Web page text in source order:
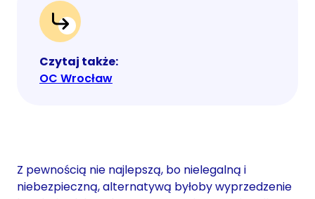
Czytaj także:
OC Wrocław
Z pewnością nie najlepszą, bo nielegalną i
niebezpieczną, alternatywą byłoby wyprzedzenie